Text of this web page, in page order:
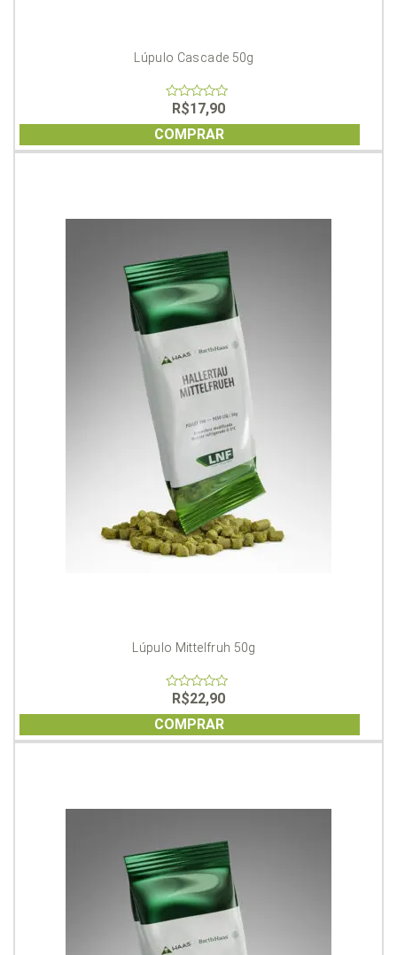
Lúpulo Cascade 50g
out
of
5
R$17,90
COMPRAR
Lúpulo Mittelfruh 50g
of
5
R$22,90
COMPRAR